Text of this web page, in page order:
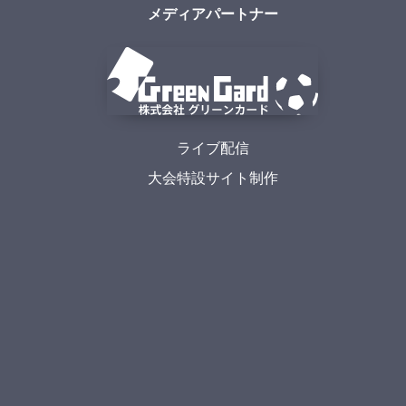
メディアパートナー
ライブ配信
大会特設サイト制作